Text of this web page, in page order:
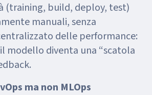
(training, build, deploy, test)
manuali, senza
delle performance:
modello diventa una “scatola
ma non MLOps